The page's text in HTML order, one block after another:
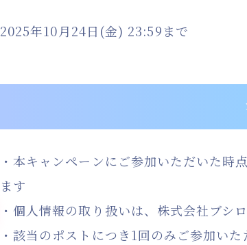
2025年10月24日(金) 23:59まで
・本キャンペーンにご参加いただいた時
ます
・個人情報の取り扱いは、株式会社ブシ
・該当のポストにつき1回のみご参加いた